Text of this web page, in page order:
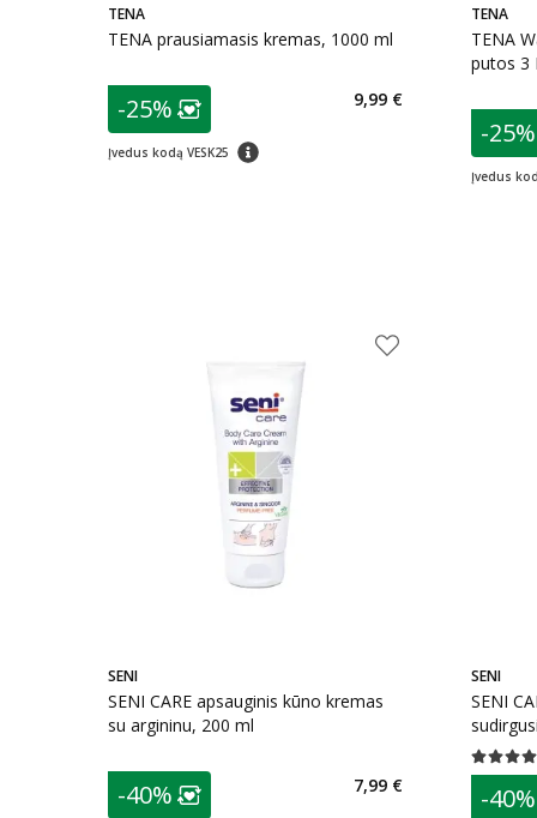
TENA
TENA prausiamasis kremas, 1000 ml
patarimas
Lojalumo klubo narių nuolaida:
-25%
Įvedus kodą VESK25 patarimas
9,99 €
TENA
TENA
putos 3
-25%
Įvedus
SENI
SENI CARE apsauginis kūno kremas
su argininu, 200 ml
patarimas
Lojalumo klubo narių nuolaida:
-40% 7,99 €
SENI
SENI
Vidutinis
-40%